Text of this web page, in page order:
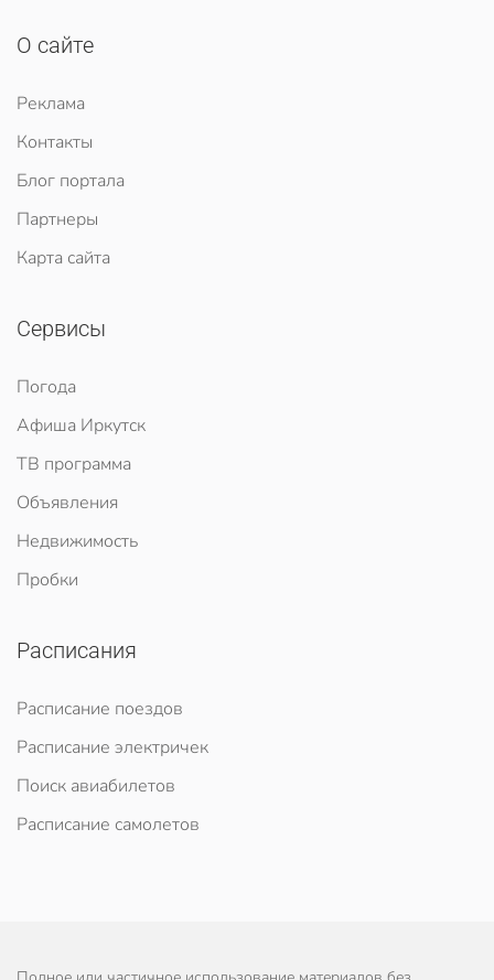
О сайте
Реклама
Контакты
Блог портала
Партнеры
Карта сайта
Сервисы
Погода
Афиша Иркутск
ТВ программа
Объявления
Недвижимость
Пробки
Расписания
Расписание поездов
Расписание электричек
Поиск авиабилетов
Расписание самолетов